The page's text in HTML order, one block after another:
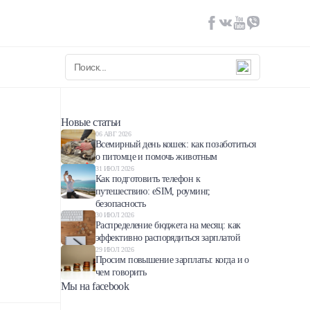
Новые статьи
06 АВГ 2026
Всемирный день кошек: как позаботиться
о питомце и помочь животным
31 ИЮЛ 2026
Как подготовить телефон к
путешествию: eSIM, роуминг,
безопасность
30 ИЮЛ 2026
Распределение бюджета на месяц: как
эффективно распорядиться зарплатой
29 ИЮЛ 2026
Просим повышение зарплаты: когда и о
чем говорить
Мы на facebook